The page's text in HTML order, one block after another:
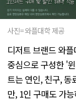
사진= 와플대학 제공
디저트 브랜드 와
중심으로 구성한 '
트는 연인, 친구, 동
만, 1인 구매도 가